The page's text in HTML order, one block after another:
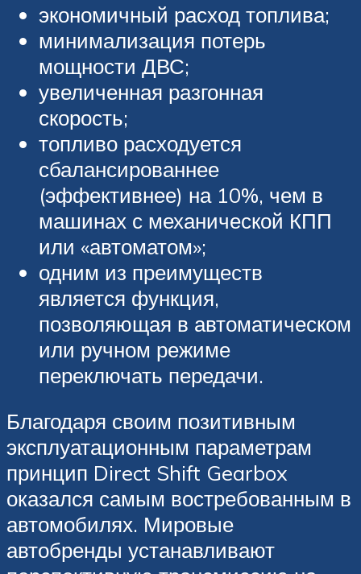
экономичный расход топлива;
минимализация потерь
мощности ДВС;
увеличенная разгонная
скорость;
топливо расходуется
сбалансированнее
(эффективнее) на 10%, чем в
машинах с механической КПП
или «автоматом»;
одним из преимуществ
является функция,
позволяющая в автоматическом
или ручном режиме
переключать передачи.
Благодаря своим позитивным
эксплуатационным параметрам
принцип Direct Shift Gearbox
оказался самым востребованным в
автомобилях. Мировые
автобренды устанавливают